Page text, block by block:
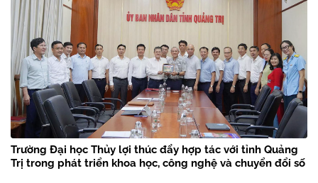
Trường Đại học Thủy lợi thúc đẩy hợp tác với tỉnh Quảng
Trị trong phát triển khoa học, công nghệ và chuyển đổi số